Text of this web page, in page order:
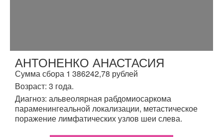
АНТОНЕНКО АНАСТАСИЯ
Сумма сбора 1 386242,78 рублей
Возраст: 3 года.
Диагноз: альвеолярная рабдомиосаркома
параменингеальной локализации, метастическое
поражение лимфатических узлов шеи слева.